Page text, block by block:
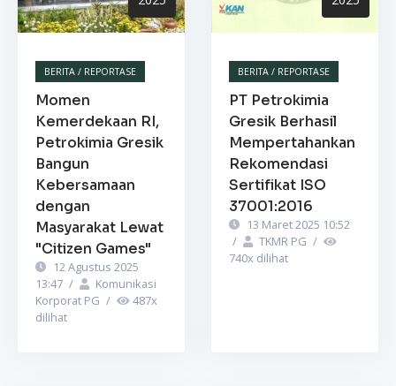
BERITA / REPORTASE
Momen
Kemerdekaan RI,
Petrokimia Gresik
Bangun
Kebersamaan
dengan
Masyarakat Lewat
"Citizen Games"
12 Agustus 2025
13:47 /
Komunikasi
Korporat PG / 487x
dilihat
BERITA / REPORTASE
PT Petrokimia
Gresik Berhasil
Mempertahankan
Rekomendasi
Sertifikat ISO
37001:2016
13 Maret 2025 10:52
/
TKMR PG /
740x dilihat